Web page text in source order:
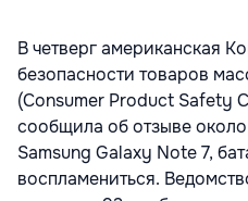
В четверг американская
безопасности товаров
(Consumer Product Safety
сообщила об отзыве
Samsung Galaxy Note 7,
воспламениться.